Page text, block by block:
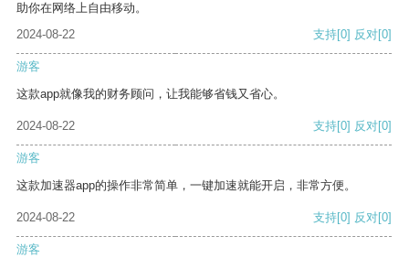
助你在网络上自由移动。
2024-08-22
支持[0] 反对[0]
游客
这款app就像我的财务顾问，让我能够省钱又省心。
2024-08-22 支持[0] 反对[0]
游客
这款加速器app的操作非常简单，一键加速就能开启，非常方便。
2024-08-22 支持[0] 反对[0]
游客